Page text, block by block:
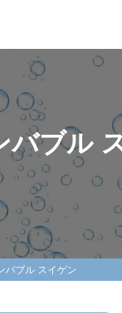
バブル
バブル スイゲン